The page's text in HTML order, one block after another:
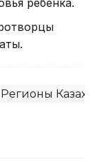
ребенка.
Регионы